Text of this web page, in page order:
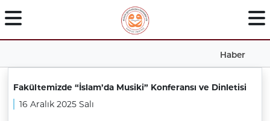
Haber
Fakültemizde “İslam’da Musiki” Konferansı ve Dinletisi
16 Aralık 2025 Salı